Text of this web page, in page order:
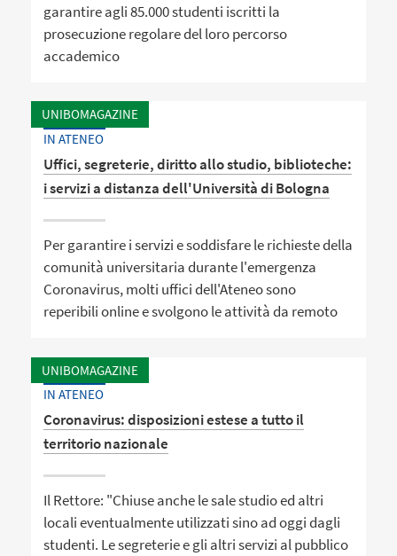
garantire agli 85.000 studenti iscritti la
prosecuzione regolare del loro percorso
accademico
UNIBOMAGAZINE
IN ATENEO
Uffici, segreterie, diritto allo studio, biblioteche:
i servizi a distanza dell'Università di Bologna
Per garantire i servizi e soddisfare le richieste della
comunità universitaria durante l'emergenza
Coronavirus, molti uffici dell'Ateneo sono
reperibili online e svolgono le attività da remoto
UNIBOMAGAZINE
IN ATENEO
Coronavirus: disposizioni estese a tutto il
territorio nazionale
Il Rettore: "Chiuse anche le sale studio ed altri
locali eventualmente utilizzati sino ad oggi dagli
studenti. Le segreterie e gli altri servizi al pubblico